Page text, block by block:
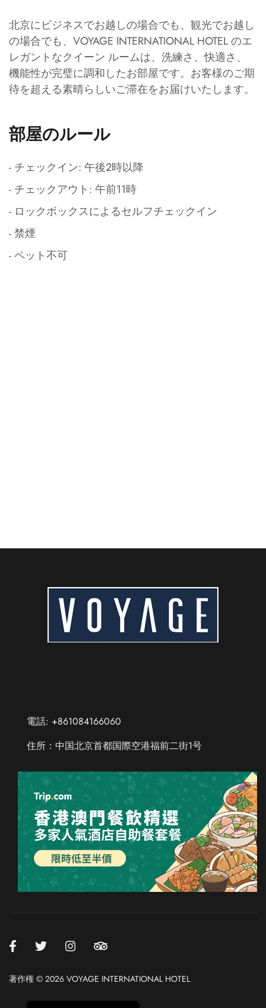
北京にビジネスでお越しの場合でも、観光でお越し
の場合でも、VOYAGE INTERNATIONAL HOTEL のエ
レガントなクイーン ルームは、洗練さ、快適さ、
機能性が完璧に調和したお部屋です。お客様のご期
待を超える素晴らしいご滞在をお届けいたします。
部屋のルール
- チェックイン: 午後2時以降
- チェックアウト: 午前11時
- ロックボックスによるセルフチェックイン
- 禁煙
- ペット不可
電話: +861084166060
住所：中国北京首都国際空港福前二街1号
著作権 © 2026 VOYAGE INTERNATIONAL HOTEL
Chinese (China)
German
Russian
Thai
Chinese (Hong Kong)
Chinese (Taiwan)